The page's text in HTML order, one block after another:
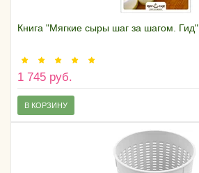
Книга "Мягкие сыры шаг за шагом. Гид"
1 745 руб.
В КОРЗИНУ